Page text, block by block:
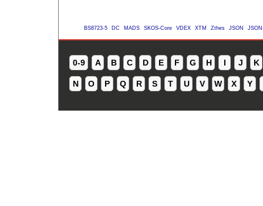
BS8723-5 DC MADS SKOS-Core VDEX XTM Zthes JSON
0-9 A B C D E F G H I J K
N O P Q R S T U V W X Y